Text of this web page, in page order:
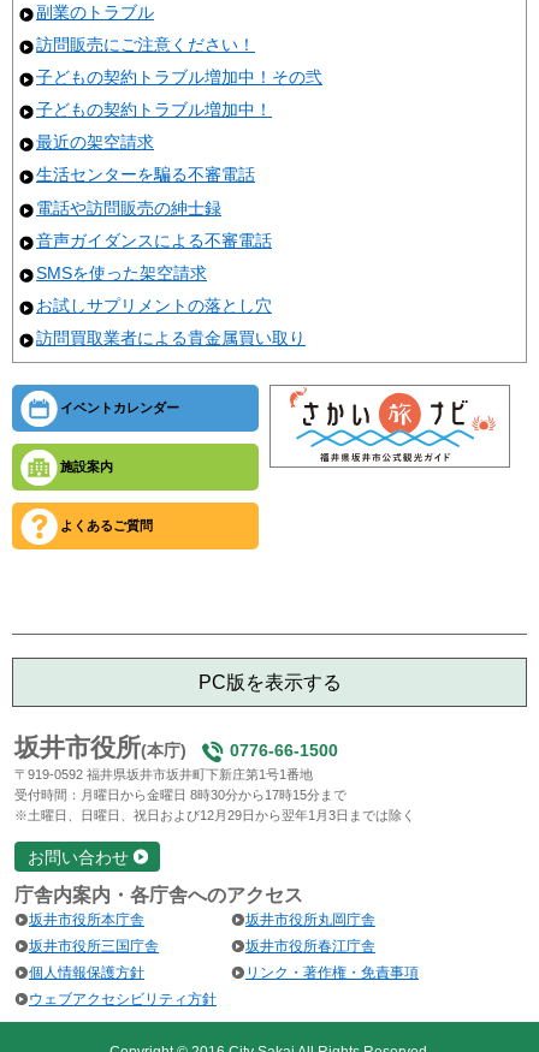
副業のトラブル
訪問販売にご注意ください！
子どもの契約トラブル増加中！その弐
子どもの契約トラブル増加中！
最近の架空請求
生活センターを騙る不審電話
電話や訪問販売の紳士録
音声ガイダンスによる不審電話
SMSを使った架空請求
お試しサプリメントの落とし穴
訪問買取業者による貴金属買い取り
イベントカレンダー
施設案内
よくあるご質問
PC版を表示する
坂井市役所(本庁) 0776-66-1500
〒919-0592 福井県坂井市坂井町下新庄第1号1番地
受付時間：月曜日から金曜日 8時30分から17時15分まで
※土曜日、日曜日、祝日および12月29日から翌年1月3日までは除く
お問い合わせ
庁舎内案内・各庁舎へのアクセス
坂井市役所本庁舎
坂井市役所丸岡庁舎
坂井市役所三国庁舎
坂井市役所春江庁舎
個人情報保護方針
リンク・著作権・免責事項
ウェブアクセシビリティ方針